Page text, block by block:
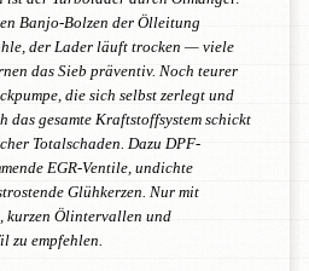
Banjo-Bolzen der Ölleitung
der Lader läuft trocken — viele
das Sieb präventiv. Noch teurer
die sich selbst zerlegt und
das gesamte Kraftstoffsystem schickt
Totalschaden. Dazu DPF-
EGR-Ventile, undichte
Glühkerzen. Nur mit
kurzen Ölintervallen und
zu empfehlen.